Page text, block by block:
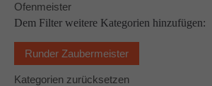
Ofenmeister
Dem Filter weitere Kategorien hinzufügen:
Runder Zaubermeister
Kategorien zurücksetzen